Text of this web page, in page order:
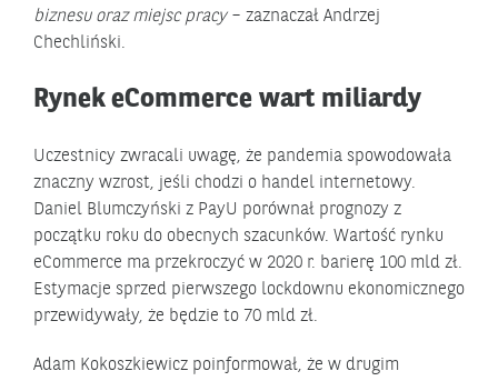
biznesu oraz miejsc pracy– zaznaczał Andrzej
Chechliński.
Rynek eCommerce wart miliardy
Uczestnicy zwracali uwagę, że pandemia spowodowała
znaczny wzrost, jeśli chodzi o handel internetowy.
Daniel Blumczyński z PayU porównał prognozy z
początku roku do obecnych szacunków. Wartość rynku
eCommerce ma przekroczyć w 2020 r. barierę 100 mld zł.
Estymacje sprzed pierwszego lockdownu ekonomicznego
przewidywały, że będzie to 70 mld zł.
Adam Kokoszkiewicz poinformował, że w drugim